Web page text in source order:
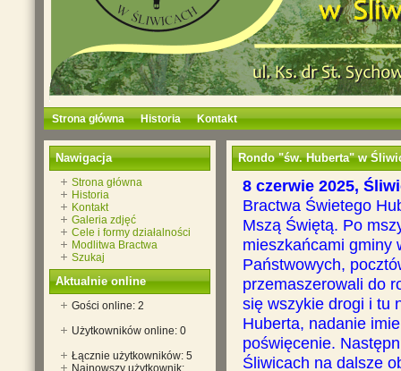
Strona główna Historia Kontakt
Nawigacja
Strona główna
Historia
Kontakt
Galeria zdjęć
Cele i formy działalności
Modlitwa Bractwa
Szukaj
Aktualnie online
Gości online: 2
Użytkowników online: 0
Łącznie użytkowników: 5
Rondo "św. Huberta" w
8 czerwie 2025,
Bractwa Świetego
Mszą Świętą. Po
mieszkańcami gminy
Państwowych,
przemaszerowali do
się wszykie drogi i tu
Huberta, nadanie
poświęcenie.
Śliwicach na dalsze